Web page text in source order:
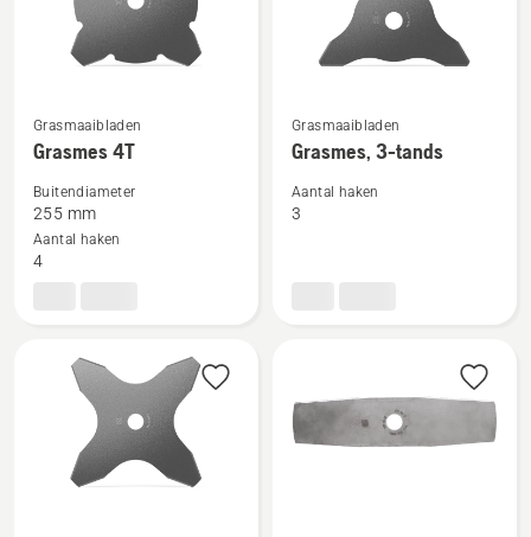
Bekijk
meer
details
over
Grasmes
Grasmaaibladen
Grasmes 4T
Buitendiameter
255 mm
Aantal haken
4
Bekijk
meer
details
over
Grasmaaibladen
Grasmes, 3-tands
Aantal haken
3